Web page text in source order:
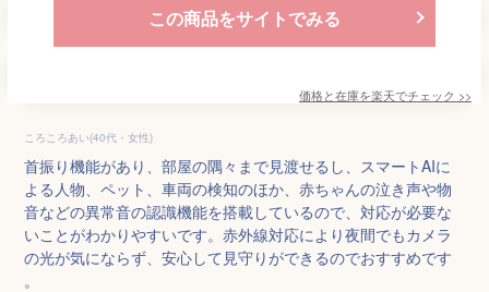
この商品をサイトでみる
価格と在庫を楽天でチェック >>
ころころあい(40代・女性)
首振り機能があり、部屋の隅々まで見渡せるし、スマートAIに
よる人物、ペット、車両の検知のほか、赤ちゃんの泣き声や物
音などの異常音の認識機能を搭載しているので、対応が必要な
いことがわかりやすいです。赤外線対応により夜間でもカメラ
の光が気にならず、安心して見守りができるのでおすすめです
。